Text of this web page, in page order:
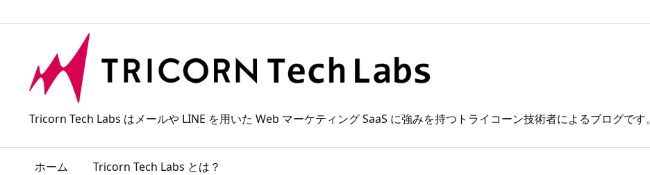
Tricorn Tech Labs はメールや LINE を用いた Web マーケティング SaaS に強みを持つトライコーン技術者によるブログです。
ホーム Tricorn Tech Labs とは？